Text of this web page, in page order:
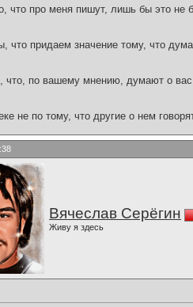
что про меня пишут, лишь бы это не
что придаем значение тому, что
что, по вашему мнению, думают о
не по тому, что другие о нем
Вячеслав Серёгин
Живу я здесь